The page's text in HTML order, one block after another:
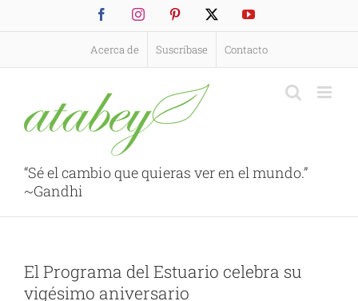
FacebookInstagramPinterest YouTube
Acerca de Suscríbase Contacto
“Sé el cambio que quieras ver en el mundo.”
~Gandhi
El Programa del Estuario celebra su
vigésimo aniversario